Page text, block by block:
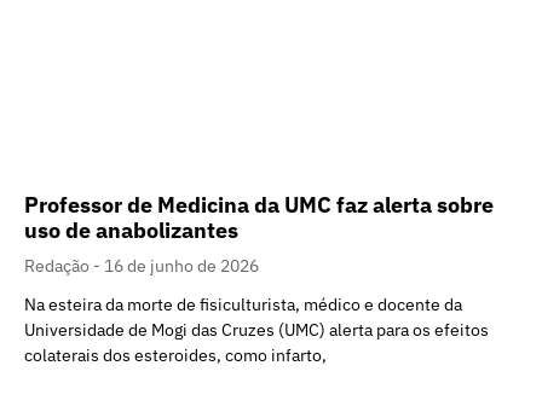
Professor de Medicina da UMC faz alerta sobre
uso de anabolizantes
Redação
16 de junho de 2026
Na esteira da morte de fisiculturista, médico e docente da
Universidade de Mogi das Cruzes (UMC) alerta para os efeitos
colaterais dos esteroides, como infarto,